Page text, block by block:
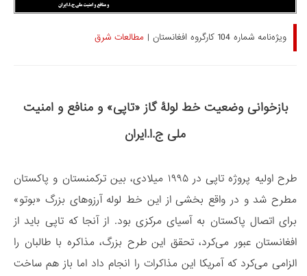
ویژه‌نامه شماره 104 کارگروه افغانستان | مطالعات شرق
بازخوانی وضعیت خط لولۀ گاز «تاپی» و منافع و امنیت
ملی ج.ا.ایران
طرح اولیه پروژه تاپی در ۱۹۹۵ میلادی، بین ترکمنستان و پاکستان
مطرح شد و در واقع بخشی از این خط ‌لوله آرزو‌های بزرگ «بوتو»
برای اتصال پاکستان به آسیای مرکزی بود. از آنجا که تاپی باید از
افغانستان عبور می‌کرد، تحقق این طرح بزرگ، مذاکره با طالبان را
الزامی می‌کرد که آمریکا این مذاکرات را انجام داد اما باز هم ساخت